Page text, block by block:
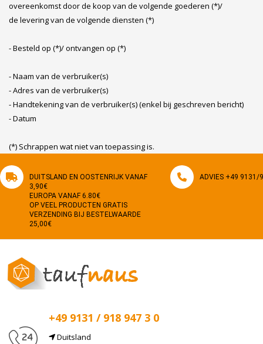
overeenkomst door de koop van de volgende goederen (*)/
de levering van de volgende diensten (*)
- Besteld op (*)/ ontvangen op (*)
- Naam van de verbruiker(s)
- Adres van de verbruiker(s)
- Handtekening van de verbruiker(s) (enkel bij geschreven bericht)
- Datum
(*) Schrappen wat niet van toepassing is.
DUITSLAND EN OOSTENRIJK VANAF
3,90€
EUROPA VANAF 6.80€
OP VEEL PRODUCTEN GRATIS
VERZENDING BIJ BESTELWAARDE
25,00€
ADVIES +49 9131/
+49 9131 / 918 947 3 0
Duitsland